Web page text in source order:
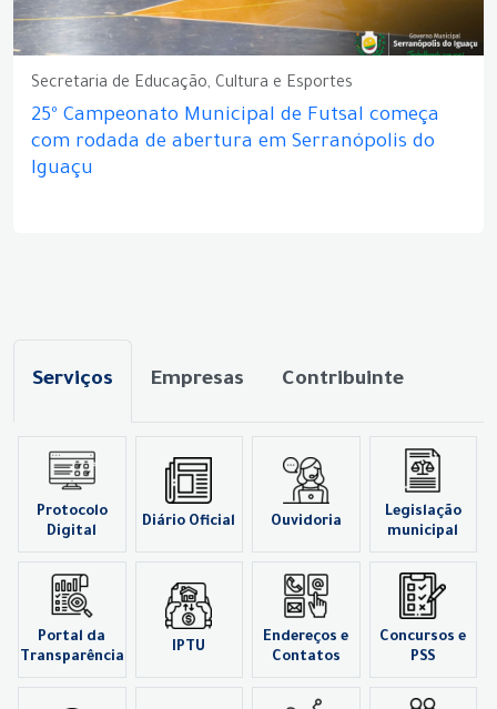
Secretaria de Educação, Cultura e Esportes
25º Campeonato Municipal de Futsal começa
com rodada de abertura em Serranópolis do
Iguaçu
Serviços Empresas Contribuinte
Protocolo
Digital
Diário Oficial Ouvidoria
Legislação
municipal
Portal da
Transparência
IPTU
Endereços e
Contatos
Concursos e
PSS